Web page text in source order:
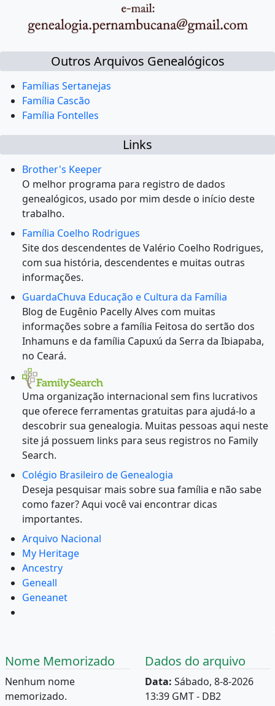
Outros Arquivos Genealógicos
Famílias Sertanejas
Família Cascão
Família Fontelles
Links
Brother's Keeper
O melhor programa para registro de dados
genealógicos, usado por mim desde o início deste
trabalho.
Família Coelho Rodrigues
Site dos descendentes de Valério Coelho Rodrigues,
com sua história, descendentes e muitas outras
informações.
GuardaChuva Educação e Cultura da Família
Blog de Eugênio Pacelly Alves com muitas
informações sobre a família Feitosa do sertão dos
Inhamuns e da família Capuxú da Serra da Ibiapaba,
no Ceará.
Uma organização internacional sem fins lucrativos
que oferece ferramentas gratuitas para ajudá-lo a
descobrir sua genealogia. Muitas pessoas aqui neste
site já possuem links para seus registros no Family
Search.
Colégio Brasileiro de Genealogia
Deseja pesquisar mais sobre sua família e não sabe
como fazer? Aqui você vai encontrar dicas
importantes.
Arquivo Nacional
My Heritage
Ancestry
Geneall
Geneanet
Nome Memorizado
Nenhum nome
memorizado.
Dados do arquivo
Data: Sábado, 8-8-2026
13:39 GMT - DB2